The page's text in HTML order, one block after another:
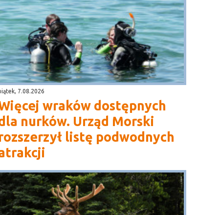
7.08.2026
wraków dostępnych
nurków. Urząd Morski
listę podwodnych